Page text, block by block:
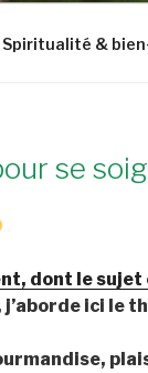
Spiritualité &
se
dont le
j’aborde ici le